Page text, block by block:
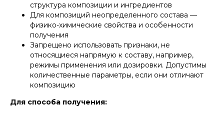
структура композиции и ингредиентов
Для композиций неопределенного состава —
физико-химические свойства и особенности
получения
Запрещено использовать признаки, не
относящиеся напрямую к составу, например,
режимы применения или дозировки. Допустимы
количественные параметры, если они отличают
композицию
Для способа получения: